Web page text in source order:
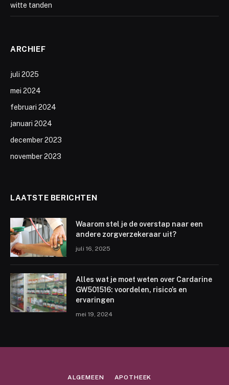
witte tanden
ARCHIEF
juli 2025
mei 2024
februari 2024
januari 2024
december 2023
november 2023
LAATSTE BERICHTEN
Waarom stel je de overstap naar een
andere zorgverzekeraar uit?
juli 16, 2025
Alles wat je moet weten over Cardarine
GW501516: voordelen, risico’s en
ervaringen
mei 19, 2024
ALGEMEEN APOTHEEK